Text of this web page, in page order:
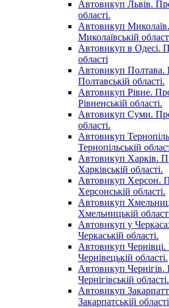
Автовикуп Львів.
області.
Автовикуп
Миколаївській
Автовикуп в Одесі.
області
Автовикуп Полтава.
Полтавській області.
Автовикуп Рівне.
Рівненській області.
Автовикуп Суми.
області.
Автовикуп
Тернопільській
Автовикуп Харків.
Харківській області.
Автовикуп Херсон.
Херсонській області.
Автовикуп
Хмельницькій
Автовикуп у
Черкаській області.
Автовикуп
Чернівецькій області.
Автовикуп
Чернігівській області.
Автовикуп
Закарпатській